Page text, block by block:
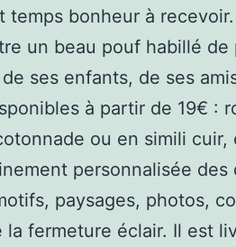
temps bonheur à
un beau pouf habillé de
ses enfants, de ses
à partir de 19€ :
ou en simili cuir,
personnalisée
paysages, photos,
la fermeture éclair. Il est